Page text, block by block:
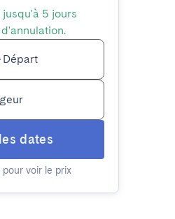
5 jours
Départ
dates
voir le prix